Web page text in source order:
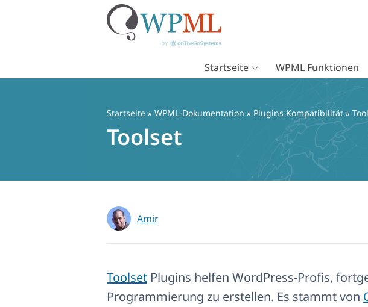
Startseite WPML Funktionen
Startseite » WPML-Dokumentation » Plugins Kompatibilität »
Toolset
Amir
Toolset Plugins helfen WordPress-Profis,
Programmierung zu erstellen. Es stammt von